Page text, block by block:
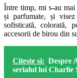
Între timp, mi s-au
și parfumate, și
sofisticată, colorată,
accesorii de birou din
Citeste si: Despre
serialul lui Charlie